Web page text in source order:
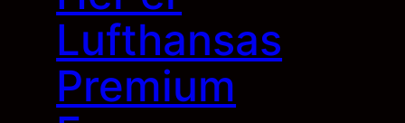
Lufthansas
Premium